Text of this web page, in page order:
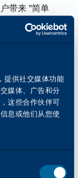
提供社交媒体功能
媒体、广告和分
这些合作伙伴可
息或他们从您使
带来 "简单
和创新性为